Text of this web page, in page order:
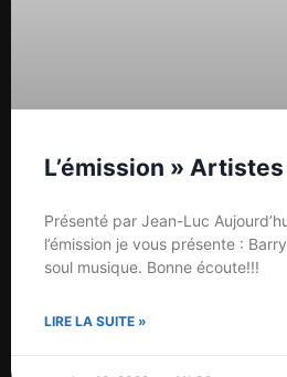
L’émission »
Présenté par Jean-Luc
l’émission je vous présente :
soul musique. Bonne écoute!!!
LIRE LA SUITE »